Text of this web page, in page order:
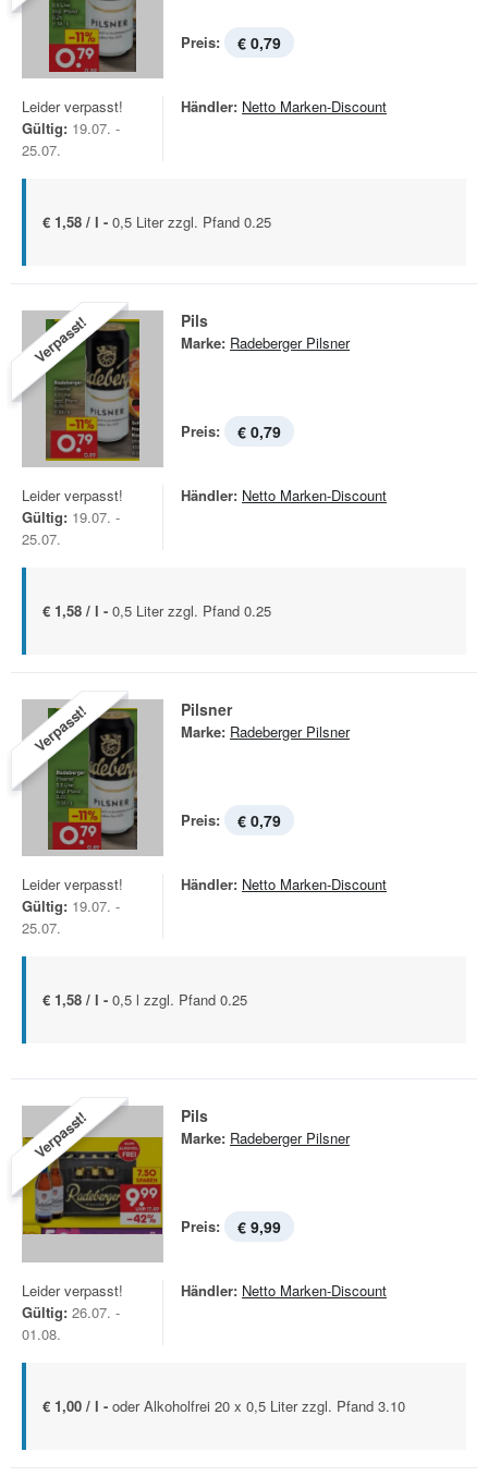
Preis: € 0,79
Leider verpasst!
Gültig: 19.07. -
25.07.
Händler: Netto Marken-Discount
€ 1,58 / l - 0,5 Liter zzgl. Pfand 0.25
Verpasst! Pils
Marke: Radeberger Pilsner
Preis: € 0,79
Leider verpasst!
Gültig: 19.07. -
25.07.
Händler: Netto Marken-Discount
€ 1,58 / l - 0,5 Liter zzgl. Pfand 0.25
Verpasst! Pilsner
Marke: Radeberger Pilsner
Preis: € 0,79
Leider verpasst!
Gültig: 19.07. -
25.07.
Händler: Netto Marken-Discount
€ 1,58 / l - 0,5 l zzgl. Pfand 0.25
Verpasst! Pils
Marke: Radeberger Pilsner
Preis: € 9,99
Leider verpasst!
Gültig: 26.07. -
01.08.
Händler: Netto Marken-Discount
€ 1,00 / l - oder Alkoholfrei 20 x 0,5 Liter zzgl. Pfand 3.10